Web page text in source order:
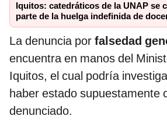
Iquitos: catedráticos de la UNAP se
parte de la huelga indefinida de
La denuncia por falsedad
encuentra en manos del
Iquitos, el cual podría
haber estado supuestamente
denunciado.